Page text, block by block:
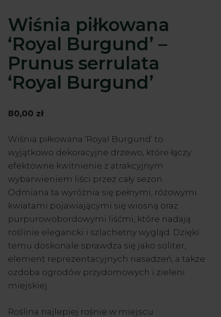
Wiśnia piłkowana
‘Royal Burgund’ –
Prunus serrulata
‘Royal Burgund’
80,00 zł
Wiśnia piłkowana ‘Royal Burgund’ to
wyjątkowo dekoracyjne drzewo, które łączy
efektowne kwitnienie z atrakcyjnym
wybarwieniem liści przez cały sezon.
Odmiana ta wyróżnia się pełnymi, różowymi
kwiatami pojawiającymi się wiosną oraz
purpurowobordowymi liśćmi, które nadają
roślinie elegancki i szlachetny wygląd. Dzięki
temu doskonale sprawdza się jako soliter,
element reprezentacyjnych nasadzeń, a także
ozdoba ogrodów przydomowych i zieleni
miejskiej.
Roślina najlepiej rośnie w miejscu